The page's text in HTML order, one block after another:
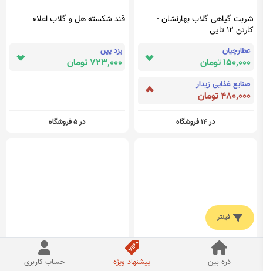
شربت گیاهی گلاب بهارنشان -
کارتن ۱۲ تایی
عطارچیان
150,000 تومان
صنایع غذایی زیدار
480,000 تومان
در 14 فروشگاه
قند شکسته هل و گلاب اعلاء
یزد پین
723,000 تومان
در 5 فروشگاه
تونر گلاب بی نظیر دیپ سنس
گلاب ممتاز مژده گر سبز یک لیتری -
کارتن ۱۲ تایی
فیلتر
ذره بین پیشنهاد ویژه حساب کاربری